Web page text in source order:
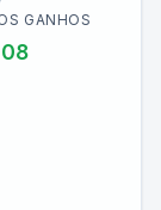
GANHOS